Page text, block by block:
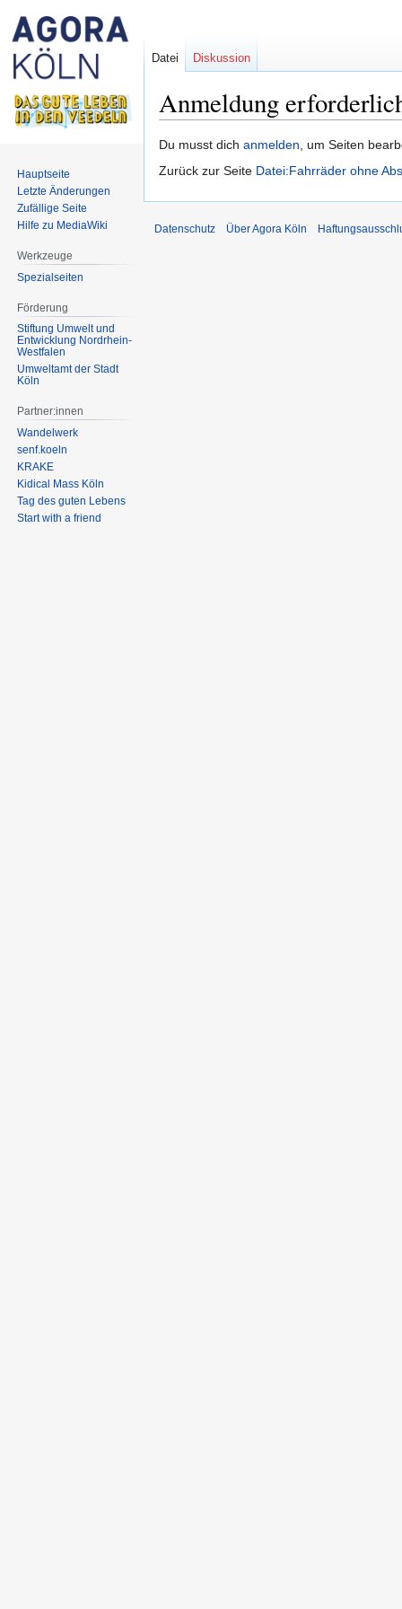
Anmeldung
Zur
Navigation
Zur
Suche
Du musst dich anmelden, um Seiten
Zurück zur Seite Datei:Fahrräder ohne
Datei Diskussion
Hauptseite
Letzte Änderungen
Zufällige Seite
Hilfe zu MediaWiki
Werkzeuge
Spezialseiten
Förderung
Stiftung Umwelt und
Entwicklung Nordrhein-
Westfalen
Umweltamt der Stadt
Köln
Partner:innen
Wandelwerk
senf.koeln
KRAKE
Kidical Mass Köln
Tag des guten Lebens
Start with a friend
Datenschutz Über Agora Köln